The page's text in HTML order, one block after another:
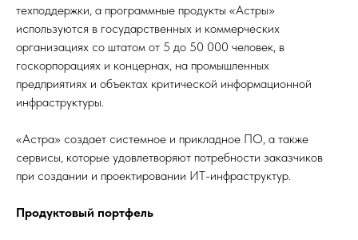
техподдержки, а программные продукты «Астры»
используются в государственных и коммерческих
организациях со штатом от 5 до 50 000 человек, в
госкорпорациях и концернах, на промышленных
предприятиях и объектах критической информационной
инфраструктуры.
«Астра» создает системное и прикладное ПО, а также
сервисы, которые удовлетворяют потребности заказчиков
при создании и проектировании ИТ-инфраструктур.
Продуктовый портфель